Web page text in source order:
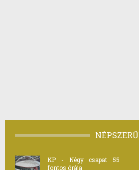
NÉPSZERŰ
KP - Négy csapat 55
fontos órája